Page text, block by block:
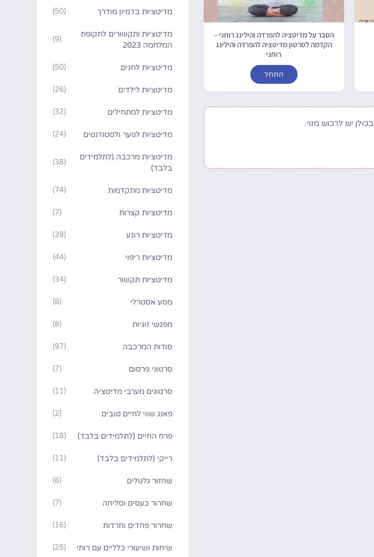
הסבר על מדיטציה להפרדה והילינג רוחני –
הקדמה לסרטון מדיטציה להפרדה והילינג
רוחני
התחל
מדיטציות בדמיון מודרך (50)
מדיטציות ותקשורים לתקופת
המלחמה 2023
(9)
מדיטציות לחגים (50)
מדיטציות לילדים (26)
מדיטציות למתחילים (32)
מדיטציות לנוער ולסטודנטים (24)
מדיטציות מרכבה (לתלמידים
בלבד)
(38)
מדיטציות מתקדמות (74)
מדיטציות קצרות (7)
מדיטציות רוגע (28)
מדיטציות ריפוי (44)
מדיטציות תקשור (34)
מסע אסטרלי (8)
מפגשי זוגיות (8)
סודות המרכבה (97)
סרטוני פרסום (7)
סרטונים מערבי מדיטציה (11)
פאנג שווי לחיים טובים (2)
פרח החיים (לתלמידים בלבד) (18)
רייקי (לתלמידים בלבד) (11)
שחזור גלגולים (6)
שחרור כעסים וסליחה (7)
שחרור פחדים וחרדות (16)
שיחות ושיעורי כלליים עם רותי (25)